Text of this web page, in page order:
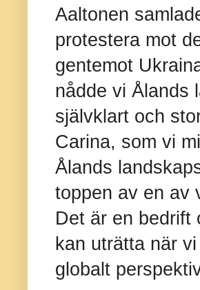
Aaltonen
protestera mot
gentemot
nådde vi Ålands
självklart och
Carina, som vi
Ålands
toppen av en av
Det är en bedrift
kan uträtta när
globalt